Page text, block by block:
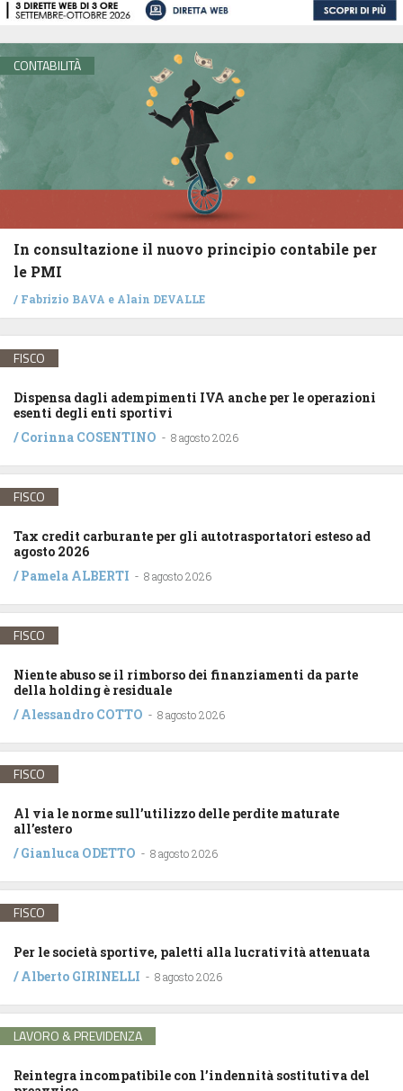
CONTABILITÀ
In consultazione il nuovo principio contabile per
le PMI
/ Fabrizio BAVA e Alain DEVALLE
FISCO
Dispensa dagli adempimenti IVA anche per le operazioni
esenti degli enti sportivi
/Corinna COSENTINO - 8 agosto 2026
FISCO
Tax credit carburante per gli autotrasportatori esteso ad
agosto 2026
/Pamela ALBERTI - 8 agosto 2026
FISCO
Niente abuso se il rimborso dei finanziamenti da parte
della holding è residuale
/Alessandro COTTO - 8 agosto 2026
FISCO
Al via le norme sull’utilizzo delle perdite maturate
all’estero
/Gianluca ODETTO - 8 agosto 2026
FISCO
Per le società sportive, paletti alla lucratività attenuata
/Alberto GIRINELLI - 8 agosto 2026
LAVORO & PREVIDENZA
Reintegra incompatibile con l’indennità sostitutiva del